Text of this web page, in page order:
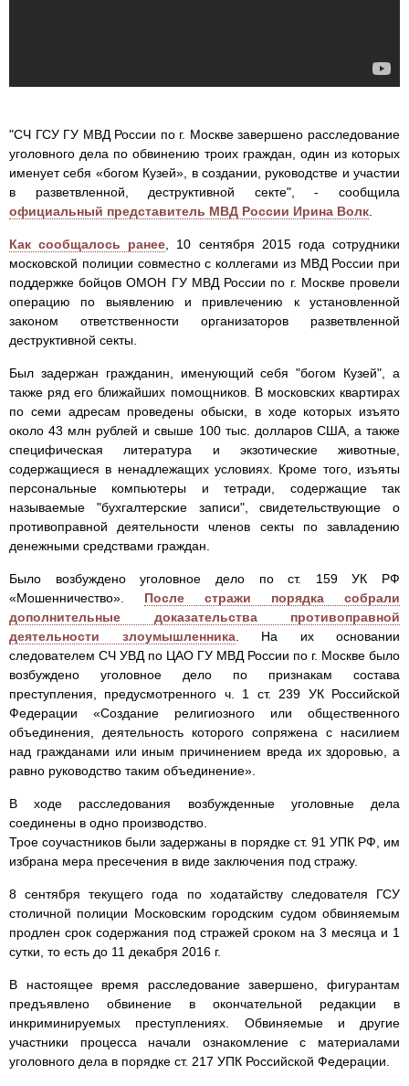
"СЧ ГСУ ГУ МВД России по г. Москве завершено расследование
уголовного дела по обвинению троих граждан, один из которых
именует себя «богом Кузей», в создании, руководстве и участии
в разветвленной, деструктивной секте", - сообщила
официальный представитель МВД России Ирина Волк.
Как сообщалось ранее, 10 сентября 2015 года сотрудники
московской полиции совместно с коллегами из МВД России при
поддержке бойцов ОМОН ГУ МВД России по г. Москве провели
операцию по выявлению и привлечению к установленной
законом ответственности организаторов разветвленной
деструктивной секты.
Был задержан гражданин, именующий себя "богом Кузей", а
также ряд его ближайших помощников. В московских квартирах
по семи адресам проведены обыски, в ходе которых изъято
около 43 млн рублей и свыше 100 тыс. долларов США, а также
специфическая литература и экзотические животные,
содержащиеся в ненадлежащих условиях. Кроме того, изъяты
персональные компьютеры и тетради, содержащие так
называемые "бухгалтерские записи", свидетельствующие о
противоправной деятельности членов секты по завладению
денежными средствами граждан.
Было возбуждено уголовное дело по ст. 159 УК РФ
«Мошенничество». После стражи порядка собрали
дополнительные доказательства противоправной
деятельности злоумышленника. На их основании
следователем СЧ УВД по ЦАО ГУ МВД России по г. Москве было
возбуждено уголовное дело по признакам состава
преступления, предусмотренного ч. 1 ст. 239 УК Российской
Федерации «Создание религиозного или общественного
объединения, деятельность которого сопряжена с насилием
над гражданами или иным причинением вреда их здоровью, а
равно руководство таким объединение».
В ходе расследования возбужденные уголовные дела
соединены в одно производство.
Трое соучастников были задержаны в порядке ст. 91 УПК РФ, им
избрана мера пресечения в виде заключения под стражу.
8 сентября текущего года по ходатайству следователя ГСУ
столичной полиции Московским городским судом обвиняемым
продлен срок содержания под стражей сроком на 3 месяца и 1
сутки, то есть до 11 декабря 2016 г.
В настоящее время расследование завершено, фигурантам
предъявлено обвинение в окончательной редакции в
инкриминируемых преступлениях. Обвиняемые и другие
участники процесса начали ознакомление с материалами
уголовного дела в порядке ст. 217 УПК Российской Федерации.